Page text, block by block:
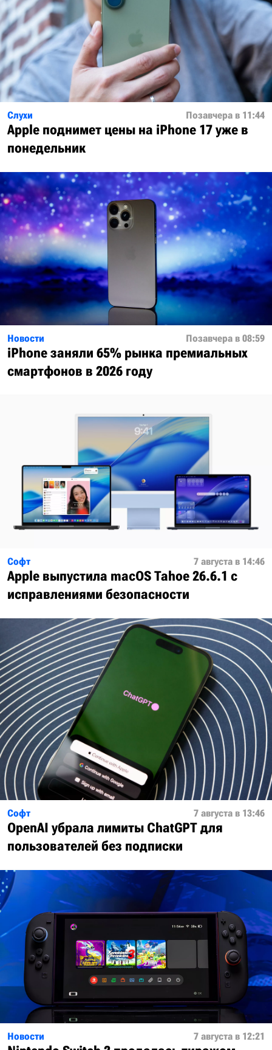
Слухи Позавчера в 11:44
Apple поднимет цены на iPhone 17 уже в
понедельник
Новости Позавчера в 08:59
iPhone заняли 65% рынка премиальных
смартфонов в 2026 году
Софт 7 августа в 14:46
Apple выпустила macOS Tahoe 26.6.1 с
исправлениями безопасности
Софт 7 августа в 13:46
OpenAI убрала лимиты ChatGPT для
пользователей без подписки
Новости 7 августа в 12:21